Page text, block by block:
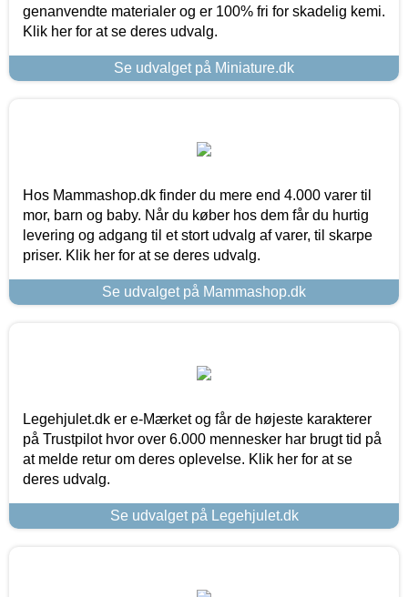
genanvendte materialer og er 100% fri for skadelig kemi.
Klik her for at se deres udvalg.
Se udvalget på Miniature.dk
Hos Mammashop.dk finder du mere end 4.000 varer til
mor, barn og baby. Når du køber hos dem får du hurtig
levering og adgang til et stort udvalg af varer, til skarpe
priser. Klik her for at se deres udvalg.
Se udvalget på Mammashop.dk
Legehjulet.dk er e-Mærket og får de højeste karakterer
på Trustpilot hvor over 6.000 mennesker har brugt tid på
at melde retur om deres oplevelse. Klik her for at se
deres udvalg.
Se udvalget på Legehjulet.dk